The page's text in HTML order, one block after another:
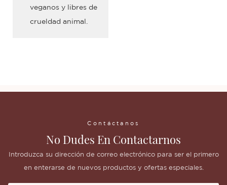
veganos y libres de
crueldad animal.
Contáctanos
No Dudes En Contactarnos
Introduzca su dirección de correo electrónico para ser el primero
en enterarse de nuevos productos y ofertas especiales.